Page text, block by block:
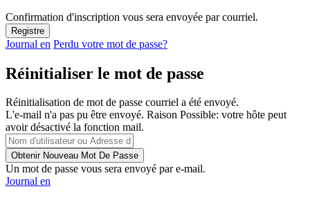
Confirmation d'inscription vous sera envoyée par courriel.
Journal en Perdu votre mot de passe?
Réinitialiser le mot de passe
Réinitialisation de mot de passe courriel a été envoyé.
L'e-mail n'a pas pu être envoyé. Raison Possible: votre hôte peut
avoir désactivé la fonction mail.
Un mot de passe vous sera envoyé par e-mail.
Journal en